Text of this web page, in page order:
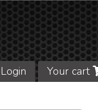
Login Your cart